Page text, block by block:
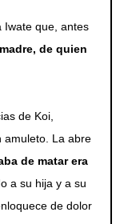
Iwate que, antes
de quien
de Koi,
amuleto. La abre
de matar era
a su hija y a su
de dolor